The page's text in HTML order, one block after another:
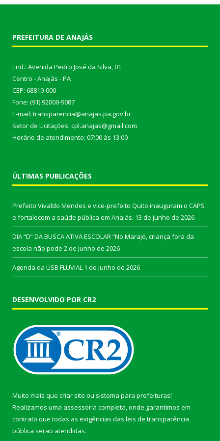
PREFEITURA DE ANAJÁS
End.: Avenida Pedro José da Silva, 01
Centro - Anajás - PA
CEP: 68810-000
Fone: (91) 92000-9087
E-mail: transparencia@anajas.pa.gov.br
Setor de Licitações: cpl.anajas@gmail.com
Horário de atendimento: 07:00 às 13:00
ÚLTIMAS PUBLICAÇÕES
Prefeito Vivaldo Mendes e vice-prefeito Quito inauguram o CAPS
e fortalecem a saúde pública em Anajás. 13 de junho de 2026
DIA “D” DA BUSCA ATIVA ESCOLAR “No Marajó, criança fora da
escola não pode 2 de junho de 2026
Agenda da USB FLUVIAL 1 de junho de 2026
DESENVOLVIDO POR CR2
Muito mais que criar site ou sistema para prefeituras!
Realizamos uma assessoria completa, onde garantimos em
contrato que todas as exigências das leis de transparência
pública serão atendidas.